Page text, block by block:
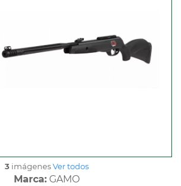
3 imágenesVer todos
Marca: GAMO